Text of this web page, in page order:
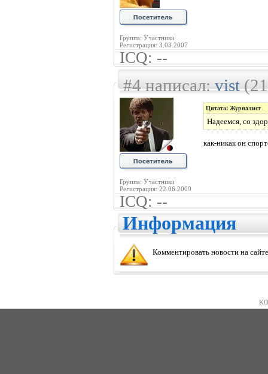
Группа: Участники
Регистрация: 3.03.2007
ICQ: --
#4 написал:vist(21
Группа: Участники
Регистрация: 22.06.2009
Цитата: Журналист
Надеемся, со
как-никак он
ICQ: --
Информация
Комментировать новости на